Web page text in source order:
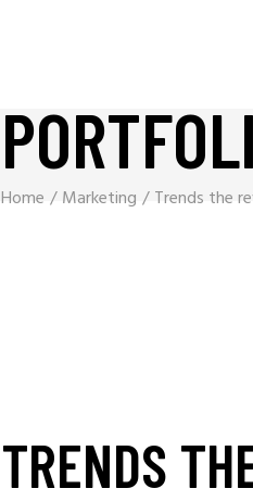
Home Marketing Trends the
TRENDS